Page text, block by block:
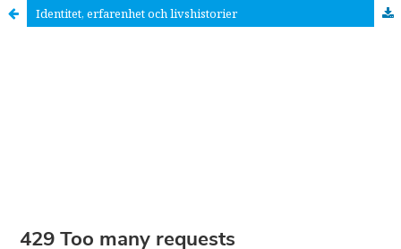
Identitet, erfarenhet och livshistorier